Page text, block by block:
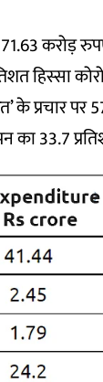
करोड़
हिस्सा
के प्रचार पर
का 33.7